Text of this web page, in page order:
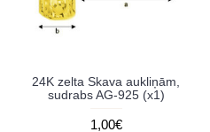
24K zelta Skava aukliņām,
sudrabs AG-925 (x1)
1,00€